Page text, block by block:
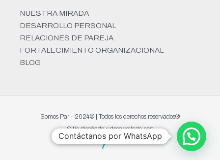
NUESTRA MIRADA
DESARROLLO PERSONAL
RELACIONES DE PAREJA
FORTALECIMIENTO ORGANIZACIONAL
BLOG
Somos Par - 2024© | Todos los derechos reservados®
Sitio diseñado y desarrollado por:
Contáctanos por WhatsApp